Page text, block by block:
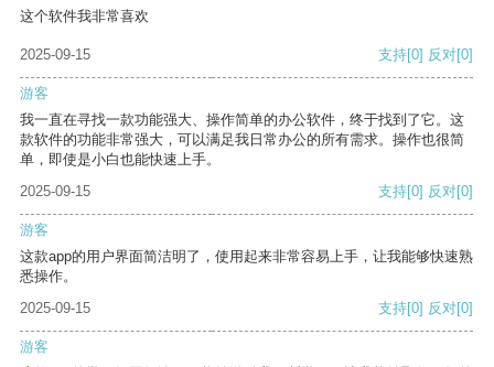
这个软件我非常喜欢
2025-09-15 支持[0] 反对[0]
游客
我一直在寻找一款功能强大、操作简单的办公软件，终于找到了它。这
款软件的功能非常强大，可以满足我日常办公的所有需求。操作也很简
单，即使是小白也能快速上手。
2025-09-15
支持[0] 反对[0]
游客
这款app的用户界面简洁明了，使用起来非常容易上手，让我能够快速熟
悉操作。
2025-09-15
支持[0] 反对[0]
游客